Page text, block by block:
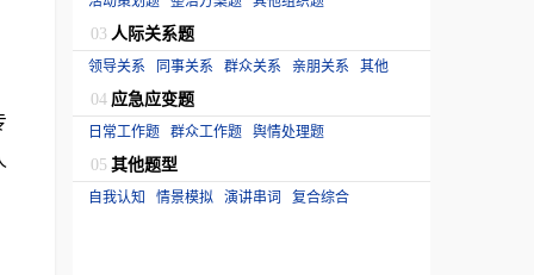
03 人际关系题
领导关系 同事关系 群众关系 亲朋关系 其他
04 应急应变题
日常工作题 群众工作题 舆情处理题
05 其他题型
自我认知 情景模拟 演讲串词 复合综合